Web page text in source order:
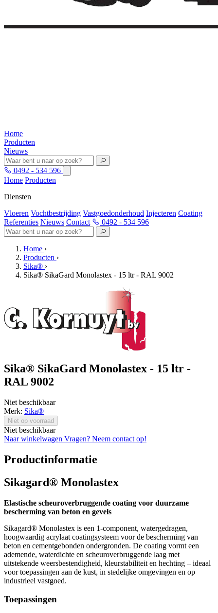
Home
Producten
Nieuws
0492 - 534 596
Home Producten
Diensten
Vloeren Vochtbestrijding Vastgoedonderhoud Injecteren Coating
Referenties Nieuws Contact 0492 - 534 596
Home ›
Producten ›
Sika® ›
Sika® SikaGard Monolastex - 15 ltr - RAL 9002
Sika® SikaGard Monolastex - 15 ltr -
RAL 9002
Niet beschikbaar
Merk: Sika®
Niet op voorraad
Niet beschikbaar
Naar winkelwagen Vragen? Neem contact op!
Productinformatie
Sikagard® Monolastex
Elastische scheuroverbruggende coating voor duurzame
bescherming van beton en gevels
Sikagard® Monolastex is een 1-component, watergedragen,
hoogwaardig acrylaat coatingsysteem voor de bescherming van
beton en cementgebonden ondergronden. De coating vormt een
ademende, waterdichte en scheuroverbruggende laag met
uitstekende weersbestendigheid, kleurstabiliteit en hechting – ideaal
voor toepassingen aan de kust, in stedelijke omgevingen en op
industrieel vastgoed.
Toepassingen